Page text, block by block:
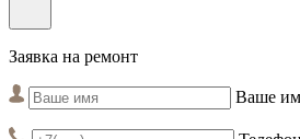
Заявка на ремонт
Ваше